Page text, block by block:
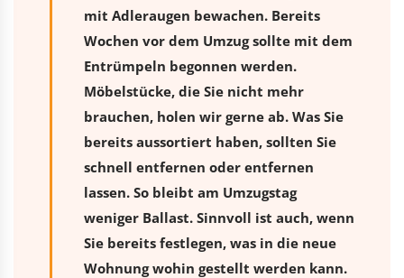
mit Adleraugen bewachen. Bereits
Wochen vor dem Umzug sollte mit dem
Entrümpeln begonnen werden.
Möbelstücke, die Sie nicht mehr
brauchen, holen wir gerne ab. Was Sie
bereits aussortiert haben, sollten Sie
schnell entfernen oder entfernen
lassen. So bleibt am Umzugstag
weniger Ballast. Sinnvoll ist auch, wenn
Sie bereits festlegen, was in die neue
Wohnung wohin gestellt werden kann.